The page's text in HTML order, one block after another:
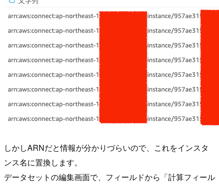
しかしARNだと情報が分かりづらいので、これをインスタ
ンス名に置換します。
データセットの編集画面で、フィールドから「計算フィール